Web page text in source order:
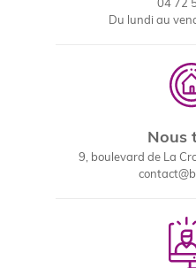
Du lundi au
Nous
9, boulevard de La